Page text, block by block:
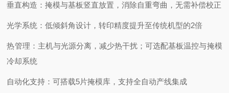
‌垂直构造‌：掩模与基板竖直放置，消除自重弯曲，无需补偿校正
‌光学系统‌：低倾斜角设计，转印精度提升至传统机型的2倍
‌热管理‌：主机与光源分离，减少热干扰；可选配‌基板温控‌与‌掩模
冷却系统‌
‌自动化支持‌：可搭载5片掩模库，支持全自动产线集成